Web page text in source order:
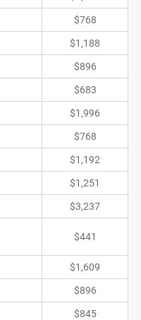
$768
$1,188
$896
$683
$1,996
$768
$1,192
$1,251
$3,237
$441
$1,609
$896
$845